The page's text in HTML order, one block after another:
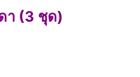
า (3 ชุด)